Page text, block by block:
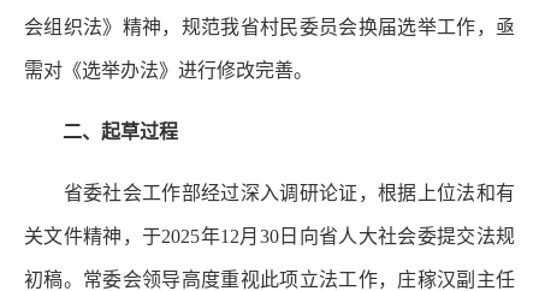
会组织法》精神，规范我省村民委员会换届选举工作，亟
需对《选举办法》进行修改完善。
二、起草过程
省委社会工作部经过深入调研论证，根据上位法和有
关文件精神，于2025年12月30日向省人大社会委提交法规
初稿。常委会领导高度重视此项立法工作，庄稼汉副主任